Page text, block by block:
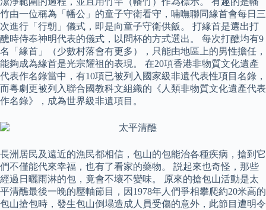
竹由一位稱為「幡公」的童子守衛看守，喃嘸聯同緣首會每日三
次進行「行朝」儀式，即是向童子守衛供飯。 打緣首是選出打
醮時侍奉神明代表的儀式，以問杯的方式選出。 每次打醮均有9
名「緣首」（少數村落會有更多），只能由地區上的男性擔任，
能夠成為緣首是光宗耀祖的表現。 在20項香港非物質文化遺產
代表作名錄當中，有10項已被列入國家級非遺代表性項目名錄，
而粵劇更被列入聯合國教科文組織的《人類非物質文化遺產代表
作名錄》，成為世界級非遺項目。
長洲居民及遠近的漁民都相信，包山的包能治各種疾病，搶到它
們不僅能代來幸福，也有了看家的藥物。 説起來也奇怪，那些
經過日曬雨淋的包，竟會不壞不變味。 原來的搶包山活動是太
平清醮最後一晚的壓軸節目，因1978年人們爭相攀爬約20米高的
包山搶包時，發生包山倒塌造成人員受傷的意外，此節目遭明令